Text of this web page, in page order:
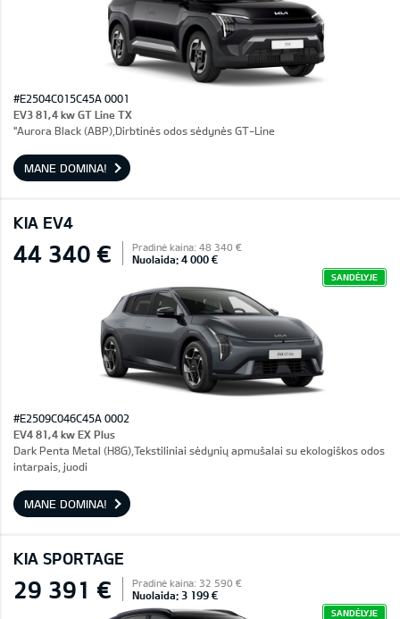
#E2504C015C45A 0001
EV3 81,4 kw GT Line TX
"Aurora Black (ABP),Dirbtinės odos sėdynės GT-Line
MANE DOMINA!
KIA EV4
44 340 € Pradinė kaina: 48 340 €
Nuolaida: 4 000 €
SANDĖLYJE
#E2509C046C45A 0002
EV4 81,4 kw EX Plus
Dark Penta Metal (H8G),Tekstiliniai sėdynių apmušalai su ekologiškos odos
intarpais, juodi
MANE DOMINA!
KIA SPORTAGE
29 391 € Pradinė kaina: 32 590 €
Nuolaida: 3 199 €
SANDĖLYJE